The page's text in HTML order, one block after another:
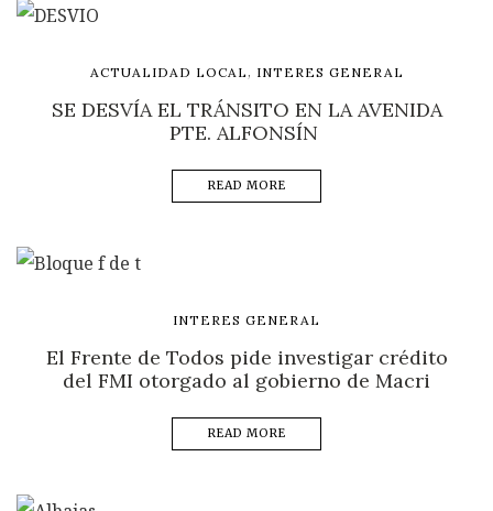
ACTUALIDAD LOCAL , INTERES GENERAL
SE DESVÍA EL TRÁNSITO EN LA AVENIDA
PTE. ALFONSÍN
READ MORE
INTERES GENERAL
El Frente de Todos pide investigar crédito
del FMI otorgado al gobierno de Macri
READ MORE